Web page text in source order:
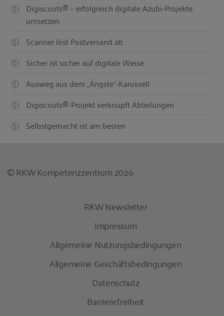
Digiscouts® – erfolgreich digitale Azubi-Projekte
umsetzen
Scanner löst Postversand ab
Sicher ist sicher auf digitale Weise
Ausweg aus dem „Ängste“-Karussell
Digiscouts®-Projekt verknüpft Abteilungen
Selbstgemacht ist am besten
© RKW Kompetenzzentrum 2026
RKW Newsletter
Impressum
Allgemeine Nutzungsbedingungen
Allgemeine Geschäftsbedingungen
Datenschutz
Barrierefreiheit